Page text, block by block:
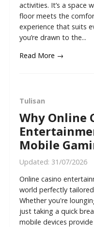
activities. It’s a space
floor meets the
experience that suits
you’re drawn to the...
Read More →
Tulisan
Why Online
Mobile
Updated: 31/07/2026
Online casino
world perfectly
Whether you're
just taking a quick
mobile devices